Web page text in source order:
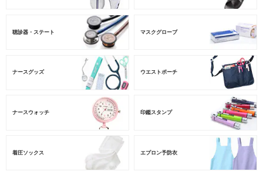
聴診器・ステート マスクグローブ
ナースグッズ ウエストポーチ
ナースウォッチ 印鑑スタンプ
着圧ソックス エプロン予防衣